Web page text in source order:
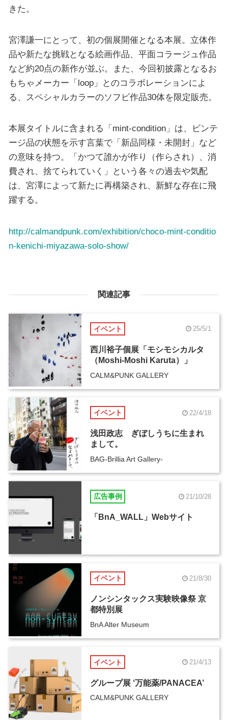
きた。
宮澤謙一にとって、初の個展開催となる本展。立体作
品や新たな挑戦となる絵画作品、平面コラージュ作品
など約20点の新作が並ぶ。また、今回初披露となるお
もちゃメーカー「loop」とのコラボレーションによ
る、スペシャルカラーのソフビ作品30体を限定販売。
本展タイトルに含まれる「mint-condition」は、ビンテ
ージ品の状態を示す言葉で「新品同様・未開封」など
の意味を持つ。「かつて誰かが作り（作らされ）、消
費され、捨てられていく」という各々の過去や気配
は、宮澤によって新たに再構築され、新鮮な存在に飛
躍する。
http://calmandpunk.com/exhibition/choco-mint-conditio
n-kenichi-miyazawa-solo-show/
関連記事
イベント 25/5/1
西川裕子個展「モシモシカルタ
（Moshi-Moshi Karuta）」
CALM&PUNK GALLERY
イベント 22/4/18
浅田政志 ぎぼしうちに生まれ
まして。
BAG-Brillia Art Gallery-
広告事例 21/10/28
「BnA_WALL」Webサイト
イベント 21/8/30
ノンシンタックス実験映像祭 京
都特別展
BnA Alter Museum
イベント 21/4/13
グループ展 ‘万能薬/PANACEA’
CALM&PUNK GALLERY